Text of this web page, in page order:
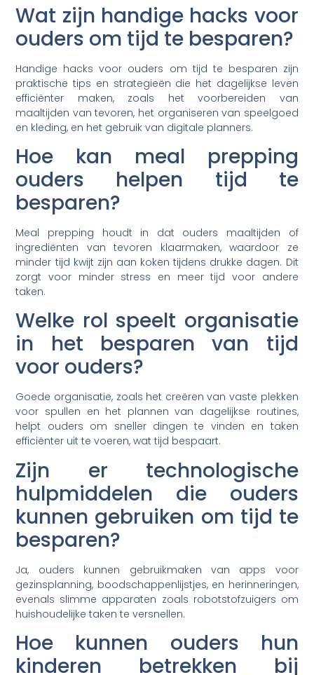
Wat zijn handige hacks voor
ouders om tijd te besparen?
Handige hacks voor ouders om tijd te besparen zijn
praktische tips en strategieën die het dagelijkse leven
efficiënter maken, zoals het voorbereiden van
maaltijden van tevoren, het organiseren van speelgoed
en kleding, en het gebruik van digitale planners.
Hoe kan meal prepping
ouders helpen tijd te
besparen?
Meal prepping houdt in dat ouders maaltijden of
ingrediënten van tevoren klaarmaken, waardoor ze
minder tijd kwijt zijn aan koken tijdens drukke dagen. Dit
zorgt voor minder stress en meer tijd voor andere
taken.
Welke rol speelt organisatie
in het besparen van tijd
voor ouders?
Goede organisatie, zoals het creëren van vaste plekken
voor spullen en het plannen van dagelijkse routines,
helpt ouders om sneller dingen te vinden en taken
efficiënter uit te voeren, wat tijd bespaart.
Zijn er technologische
hulpmiddelen die ouders
kunnen gebruiken om tijd te
besparen?
Ja, ouders kunnen gebruikmaken van apps voor
gezinsplanning, boodschappenlijstjes, en herinneringen,
evenals slimme apparaten zoals robotstofzuigers om
huishoudelijke taken te versnellen.
Hoe kunnen ouders hun
kinderen betrekken bij